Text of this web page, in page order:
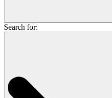
Search for: